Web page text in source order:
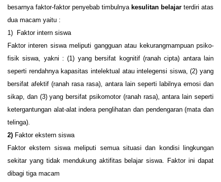
besarnya faktor-faktor penyebab timbulnya kesulitan belajar terdiri atas
dua macam yaitu :
1)
Faktor intern siswa
Faktor interen siswa meliputi gangguan atau kekurangmampuan psiko-
fisik siswa, yakni : (1) yang bersifat kognitif (ranah cipta) antara lain
seperti rendahnya kapasitas intelektual atau intelegensi siswa, (2) yang
bersifat afektif (ranah rasa rasa), antara lain seperti labilnya emosi dan
sikap, dan (3) yang bersifat psikomotor (ranah rasa), antara lain seperti
ketergantungan alat-alat indera penglihatan dan pendengaran (mata dan
telinga).
2) Faktor ekstern siswa
Faktor ekstern siswa meliputi semua situasi dan kondisi lingkungan
sekitar yang tidak mendukung aktifitas belajar siswa. Faktor ini dapat
dibagi tiga macam